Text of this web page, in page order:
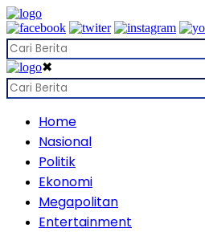
✖
Home
Nasional
Politik
Ekonomi
Megapolitan
Entertainment